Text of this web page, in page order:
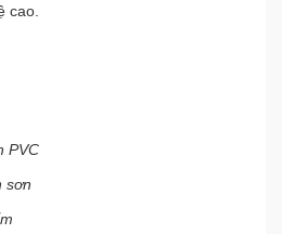
cao.
PVC
sơn